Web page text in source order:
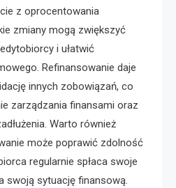
z oprocentowania
zmiany mogą zwiększyć
i ułatwić
Refinansowanie daje
innych zobowiązań, co
zarządzania finansami oraz
Warto również
może poprawić zdolność
regularnie spłaca swoje
swoją sytuację finansową.